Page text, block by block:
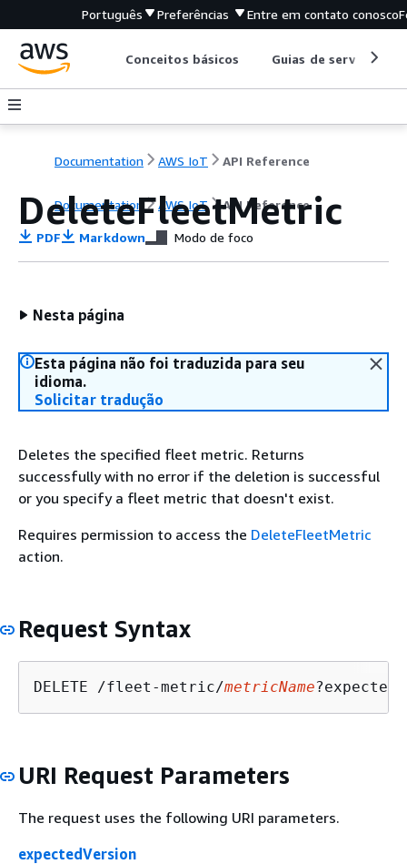
Português Preferências Entre em contato conosco
Conceitos básicos Guias de serviço
Documentation AWS IoT API Reference
Documentation AWS IoT API Reference
DeleteFleetMetric
PDF Markdown Modo de foco
Nesta página
Esta página não foi traduzida para seu
idioma.
Solicitar tradução
Deletes the specified fleet metric. Returns
successfully with no error if the deletion is successful
or you specify a fleet metric that doesn't exist.
Requires permission to access the DeleteFleetMetric
action.
Request Syntax
DELETE /fleet-metric/metricName
URI Request Parameters
The request uses the following URI parameters.
expectedVersion